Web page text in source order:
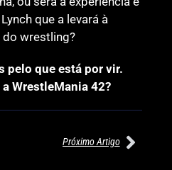
que a levará à
wrestling?
pelo que está por vir.
WrestleMania 42?
Próximo Artigo